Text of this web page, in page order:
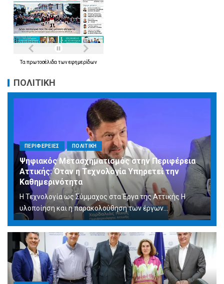
Τα πρωτοσέλιδα τωνεφημερίδων
ΠΟΛΙΤΙΚΗ
ΠΕΡΙΦΕΡΕΙΕΣ ΠΟΛΙΤΙΚΗ
Ψηφιακός Μετασχηματισμός στην Περιφέρεια
Αττικής: Όταν η Τεχνολογία Υπηρετεί την
Καθημερινότητα
Η Τεχνολογία ως Σύμμαχος στα Έργα της Αττικής Η
υλοποίηση και η παρακολούθηση των έργων...